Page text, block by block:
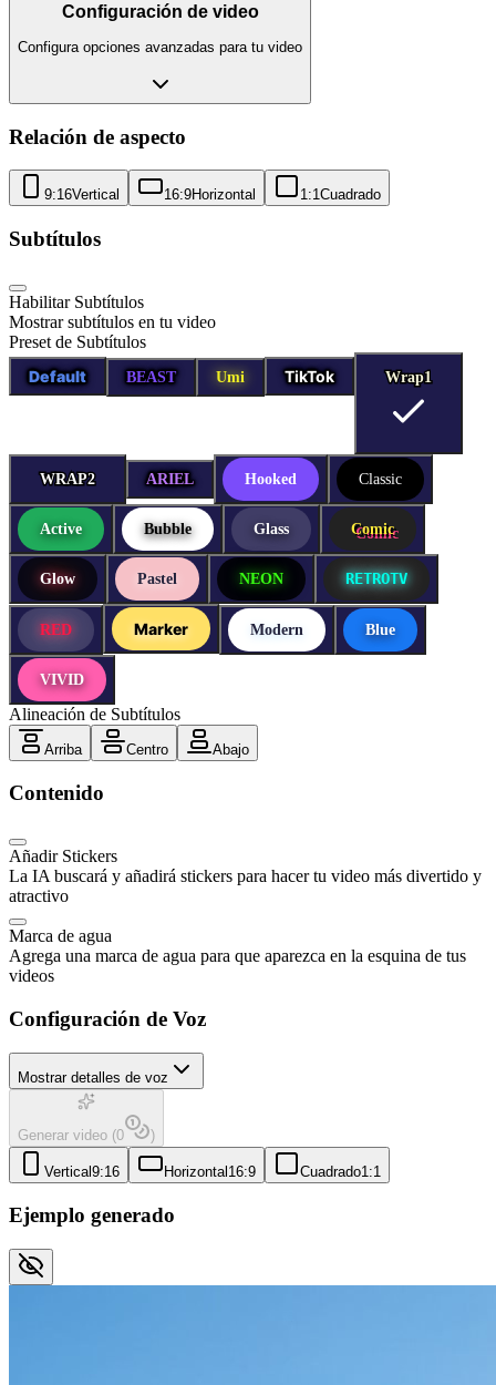
Configuración de video
Configura opciones avanzadas para tu video
Relación de aspecto
9:16Vertical 16:9Horizontal 1:1Cuadrado
Subtítulos
Habilitar Subtítulos
Mostrar subtítulos en tu video
Preset de Subtítulos
Default
BEAST Umi TikTok Wrap1
Wrap1
WRAP2
WRAP2 ARIEL Hooked Classic
Active Bubble Glass Comic
Glow Pastel NEON RETROTV
RED Marker Modern Blue
VIVID
Alineación de Subtítulos
Arriba Centro Abajo
Contenido
Añadir Stickers
La IA buscará y añadirá stickers para hacer tu video más divertido y
atractivo
Marca de agua
Agrega una marca de agua para que aparezca en la esquina de tus
videos
Configuración de Voz
Mostrar detalles de voz
Generar video (0 )
Vertical9:16 Horizontal16:9 Cuadrado1:1
Ejemplo generado